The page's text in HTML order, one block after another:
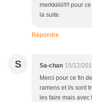
merkkiiiii!!!! pour
la suite.
Répondre
S Sa-chan 15/12/
Merci pour ce fin
ramens et ils sont
les faire mais